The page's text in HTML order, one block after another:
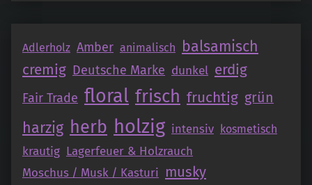
Adlerholz Amber animalisch balsamisch
cremig Deutsche Marke dunkel erdig
Fair Trade floral frisch fruchtig grün
harzig herb holzig intensiv kosmetisch
krautig Lagerfeuer & Holzrauch
Moschus / Musk / Kasturi musky